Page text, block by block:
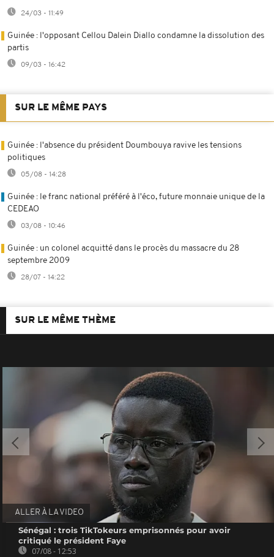
24/03 - 11:49
Guinée : l'opposant Cellou Dalein Diallo condamne la dissolution des
partis
09/03 - 16:42
SUR LE MÊME PAYS
Guinée : l'absence du président Doumbouya ravive les tensions
politiques
05/08 - 14:28
Guinée : le franc national préféré à l'éco, future monnaie unique de la
CEDEAO
03/08 - 10:46
Guinée : un colonel acquitté dans le procès du massacre du 28
septembre 2009
28/07 - 14:22
SUR LE MÊME THÈME
ALLER À LA VIDEO
Sénégal : trois TikTokeurs emprisonnés pour avoir
critiqué le président Faye
07/08 - 12:53